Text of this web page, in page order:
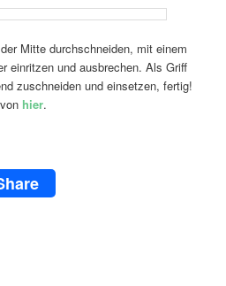
Mitte durchschneiden, mit einem
einritzen und ausbrechen. Als Griff
zuschneiden und einsetzen, fertig!
hier.